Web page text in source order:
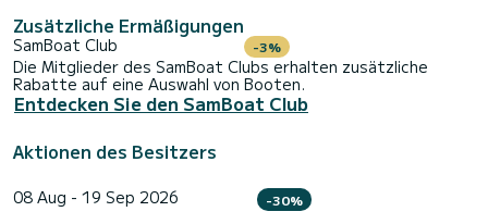
Zusätzliche Ermäßigungen
SamBoat Club -3%
Die Mitglieder des SamBoat Clubs erhalten zusätzliche
Rabatte auf eine Auswahl von Booten.
Entdecken Sie den SamBoat Club
Aktionen des Besitzers
08 Aug - 19 Sep 2026 -30%